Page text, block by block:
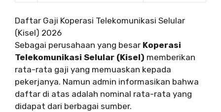
Daftar Gaji Koperasi Telekomunikasi Selular
(Kisel) 2026
Sebagai perusahaan yang besar Koperasi
Telekomunikasi Selular (Kisel) memberikan
rata-rata gaji yang memuaskan kepada
pekerjanya. Namun admin informasikan bahwa
daftar di atas adalah nominal rata-rata yang
didapat dari berbagai sumber.